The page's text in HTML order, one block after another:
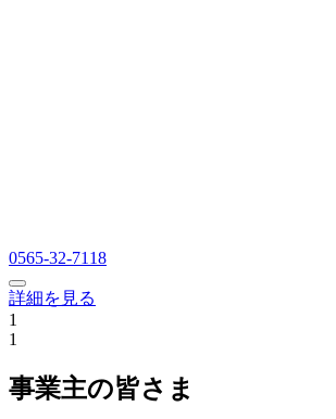
0565-32-7118
詳細を見る
1
1
事業主の皆さま